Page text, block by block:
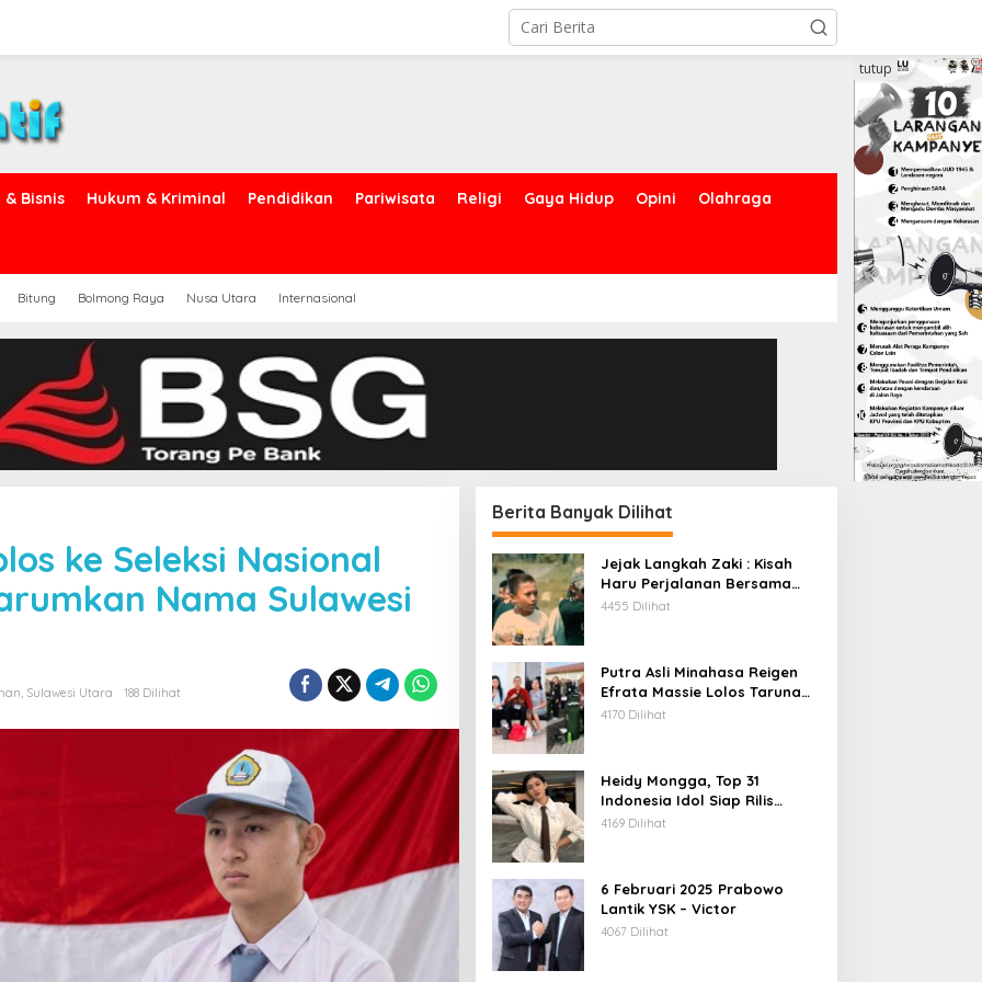
& Bisnis Hukum & Kriminal Pendidikan Pariwisata Religi Gaya Hidup Opini Olahraga
Bitung Bolmong Raya Nusa Utara Internasional
tutup
ke Seleksi Nasional
Nama Sulawesi
, Sulawesi Utara 188 Dilihat
Berita Banyak Dilihat
Jejak Langkah Zaki : Kisah
Haru Perjalanan Bersama
Daeng Anpes
4455 Dilihat
Putra Asli Minahasa Reigen
Efrata Massie Lolos Taruna
Akpol 2026, Bukti Rekrutmen
4170 Dilihat
Heidy Mongga, Top 31
Indonesia Idol Siap Rilis
Single Terbaru
4169 Dilihat
6 Februari 2025 Prabowo
Lantik YSK – Victor
4067 Dilihat